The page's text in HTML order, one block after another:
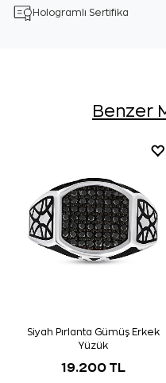
Hologramlı Sertifika
Benzer
Siyah Pırlanta Gümüş Erkek
Yüzük
19.200 TL